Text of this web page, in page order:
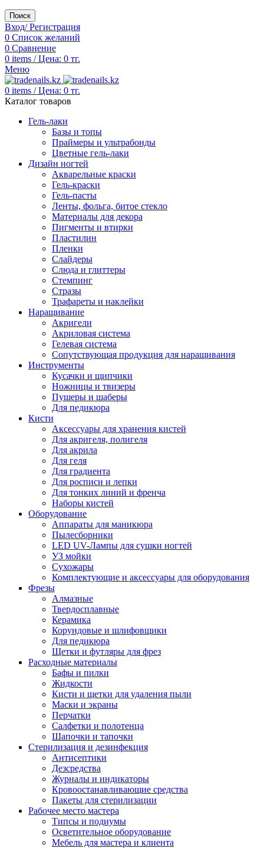
Поиск
Вход/ Регистрация
0 Список желаний
0 Сравнение
0 items / Цена: 0 тг.
Меню
0 items / Цена: 0 тг.
Каталог товаров
Гель-лаки
Базы и топы
Праймеры и ультрабонды
Цветные гель-лаки
Дизайн ногтей
Акварельные краски
Гель-краски
Гель-пасты
Ленты, фольга, битое стекло
Материалы для декора
Пигменты и втирки
Пластилин
Пленки
Слайдеры
Слюда и глиттеры
Стемпинг
Стразы
Трафареты и наклейки
Наращивание
Акригели
Акриловая система
Гелевая система
Сопутствующая продукция для наращивания
Инструменты
Кусачки и щипчики
Ножницы и твизеры
Пушеры и шаберы
Для педикюра
Кисти
Аксессуары для хранения кистей
Для акригеля, полигеля
Для акрила
Для геля
Для градиента
Для росписи и лепки
Для тонких линий и френча
Наборы кистей
Оборудование
Аппараты для маникюра
Пылесборники
LED UV-Лампы для сушки ногтей
УЗ мойки
Сухожары
Комплектующие и аксессуары для оборудования
Фрезы
Алмазные
Твердосплавные
Керамика
Корундовые и шлифовщики
Для педикюра
Щетки и футляры для фрез
Расходные материалы
Бафы и пилки
Жидкости
Кисти и щетки для удаления пыли
Маски и экраны
Перчатки
Салфетки и полотенца
Шапочки и тапочки
Стерилизация и дезинфекция
Антисептики
Дезсредства
Журналы и индикаторы
Кровоостанавливающие средства
Пакеты для стерилизации
Рабочее место мастера
Типсы и подиумы
Осветительное оборудование
Мебель для мастера и клиента